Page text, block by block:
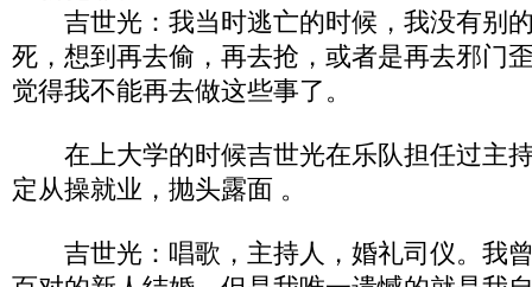
吉世光：我当时逃亡的时候，我没有别
死，想到再去偷，再去抢，或者是再去邪门
觉得我不能再去做这些事了。
在上大学的时候吉世光在乐队担任过主
定从操就业，抛头露面 。
吉世光：唱歌，主持人，婚礼司仪。我